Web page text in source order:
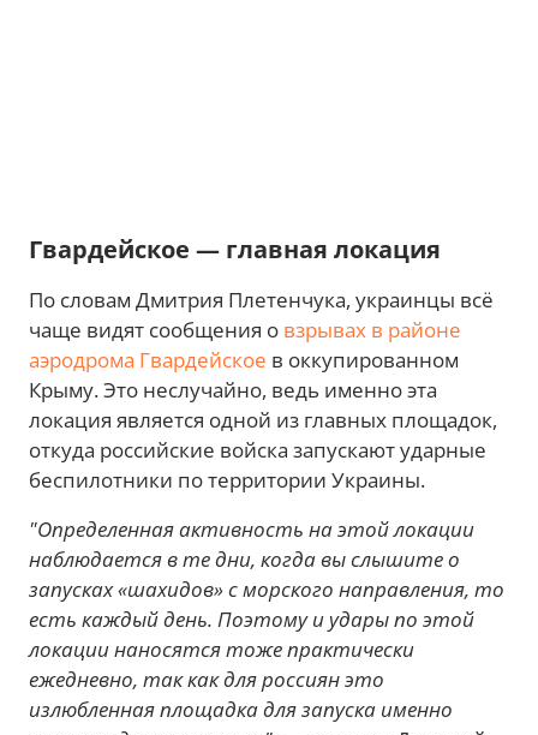
Гвардейское — главная локация
По словам Дмитрия Плетенчука, украинцы всё
чаще видят сообщения о взрывах в районе
аэродрома Гвардейское в оккупированном
Крыму. Это неслучайно, ведь именно эта
локация является одной из главных площадок,
откуда российские войска запускают ударные
беспилотники по территории Украины.
"Определенная активность на этой локации
наблюдается в те дни, когда вы слышите о
запусках «шахидов» с морского направления, то
есть каждый день. Поэтому и удары по этой
локации наносятся тоже практически
ежедневно, так как для россиян это
излюбленная площадка для запуска именно